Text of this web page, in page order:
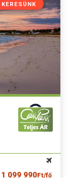
1 099 990Ft/fő